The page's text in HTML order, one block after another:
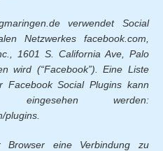
verwendet Social
Netzwerkes facebook.com,
1601 S. California Ave, Palo
wird (“Facebook”). Eine Liste
Facebook Social Plugins kann
werden:
plugins
eine Verbindung zu